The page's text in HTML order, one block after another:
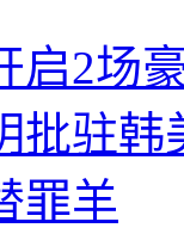
启2场
批驻韩
罪羊